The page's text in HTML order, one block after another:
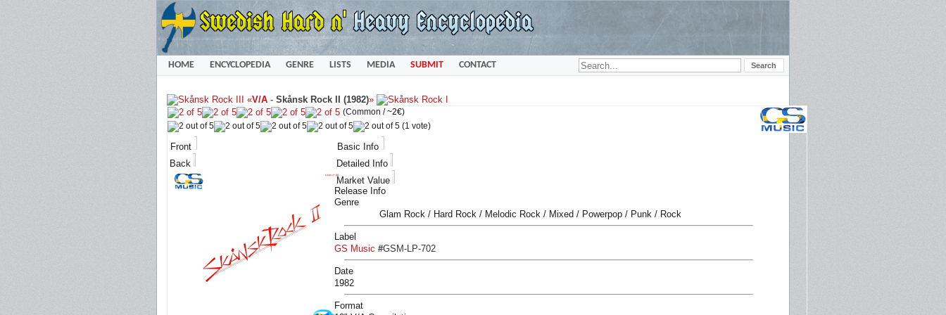
HOME ENCYCLOPEDIA GENRE LISTS MEDIA SUBMIT CONTACT
«V/A - Skånsk Rock II (1982)»
(Common /~2€)
(1 vote)
Front
Back
Basic Info
Detailed Info
Market Value
Release Info
Genre
Glam Rock / Hard Rock / Melodic Rock / Mixed / Powerpop / Punk / Rock
Label
GS Music #GSM-LP-702
Date
1982
Format